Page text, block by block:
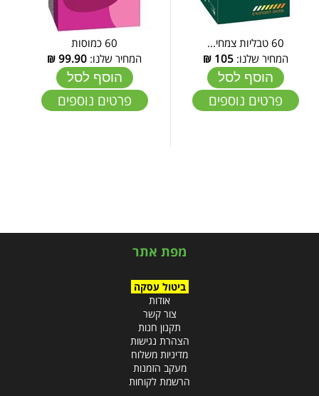
60 טבליות צמחי...
המחיר שלנו: 105
₪
הוסף לסל
פרטים נוספים
60 כמוסות
המחיר שלנו: 99.90
₪
הוסף לסל
פרטים נוספים
מפת אתר
ביטול עסקה
אודות
צור קשר
תקנון חנות
הצהרת נגישות
מדיניות משלוח
מעקב הזמנות
הרשמת לקוחות